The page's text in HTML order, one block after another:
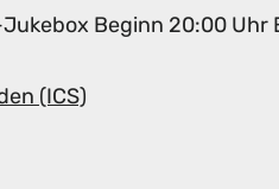
Beginn 20:00 Uhr
(ICS)